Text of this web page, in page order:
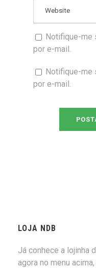
Notifique-me
por e-mail.
Notifique-me
por e-mail.
LOJA NDB
Já conhece a lojinha
agora no menu